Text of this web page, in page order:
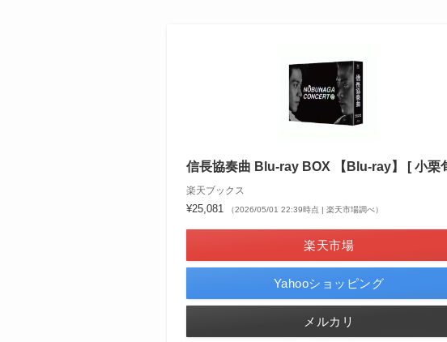
信長協奏曲 Blu-ray BOX 【Blu-ray】 [ 小栗
楽天ブックス
¥25,081 （2026/05/01 22:39時点 | 楽天市場調べ）
楽天市場
Yahooショッピング
メルカリ